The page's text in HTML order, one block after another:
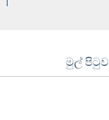
මුල් පිටුව